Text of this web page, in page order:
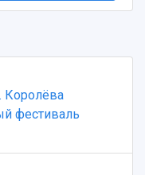
Королёва
фестиваль